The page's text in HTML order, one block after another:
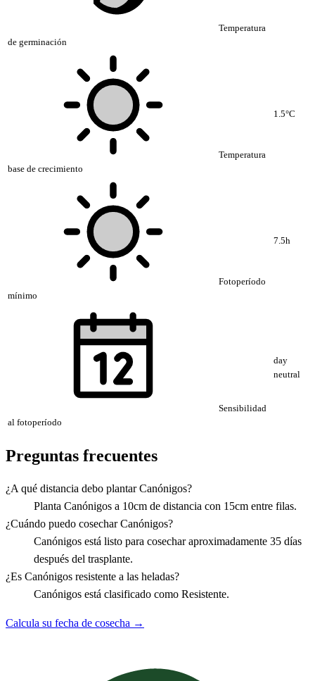
Temperatura
de germinación
Temperatura
base de crecimiento
1.5°C
Fotoperíodo
mínimo
7.5h
Sensibilidad
al fotoperíodo
day
neutral
Preguntas frecuentes
¿A qué distancia debo plantar Canónigos?
Planta Canónigos a 10cm de distancia con 15cm entre filas.
¿Cuándo puedo cosechar Canónigos?
Canónigos está listo para cosechar aproximadamente 35 días
después del trasplante.
¿Es Canónigos resistente a las heladas?
Canónigos está clasificado como Resistente.
Calcula su fecha de cosecha →